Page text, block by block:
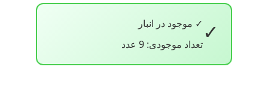
✓ ✓ موجود در انبار
تعداد موجودی: 9 عدد